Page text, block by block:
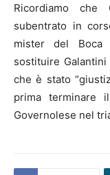
Ricordiamo che
subentrato in
mister del Boca
sostituire
che è stato
prima terminare
Governolese nel